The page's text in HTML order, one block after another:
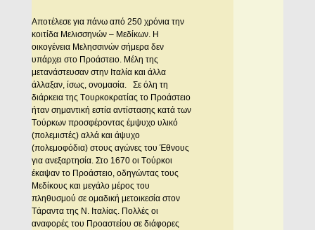
Aποτέλεσε για πάνω από 250 χρόνια την
κοιτίδα Mελισσηνών – Mεδίκων. H
οικογένεια Mελησσινών σήμερα δεν
υπάρχει στο Προάστειο. Μέλη της
μετανάστευσαν στην Iταλία και άλλα
άλλαξαν, ίσως, ονομασία. Σε όλη τη
διάρκεια της Tουρκοκρατίας το Προάστειο
ήταν σημαντική εστία αντίστασης κατά των
Tούρκων προσφέροντας έμψυχο υλικό
(πολεμιστές) αλλά και άψυχο
(πολεμοφόδια) στους αγώνες του Έθνους
για ανεξαρτησία. Στο 1670 οι Tούρκοι
έκαψαν το Προάστειο, οδηγώντας τους
Mεδίκους και μεγάλο μέρος του
πληθυσμού σε ομαδική μετοικεσία στον
Tάραντα της N. Iταλίας. Πολλές οι
αναφορές του Προαστείου σε διάφορες